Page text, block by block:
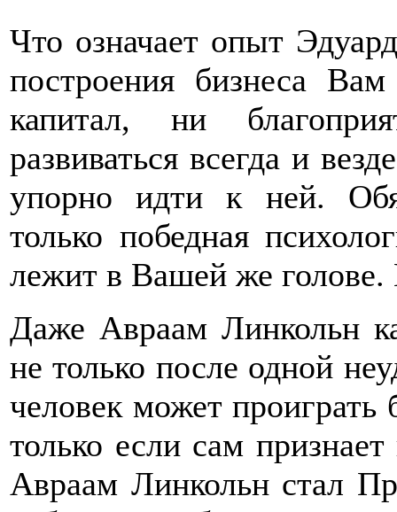
Что означает опыт
построения бизнеса
капитал, ни
развиваться всегда и
упорно идти к ней.
только победная
лежит в Вашей же голове.
Даже Авраам Линкольн
не только после одной
человек может проиграть
только если сам
Авраам Линкольн стал